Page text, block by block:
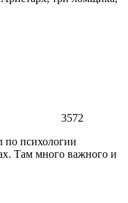
3572
по психологии
Там много важного и